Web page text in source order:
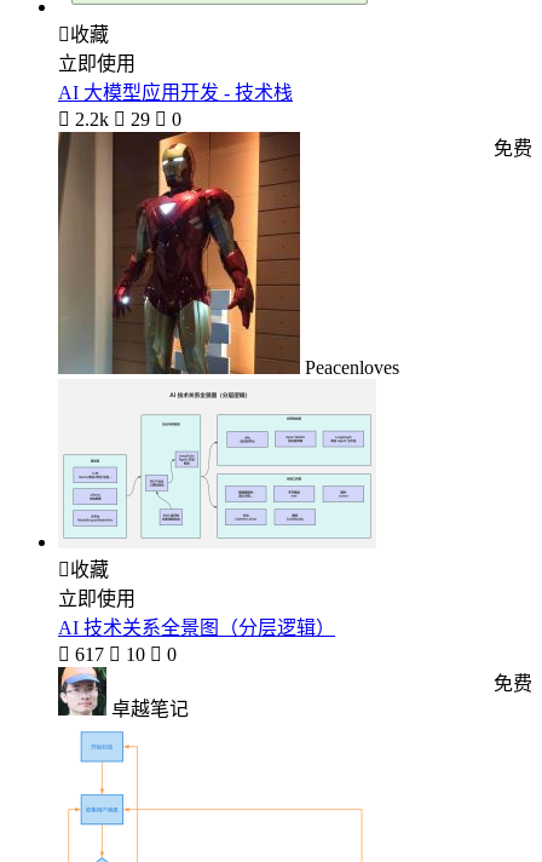
收藏
立即使用
AI 大模型应用开发 - 技术栈
 2.2k  29  0
Peacenloves
免费
收藏
立即使用
AI 技术关系全景图（分层逻辑）
 617  10  0
卓越笔记
免费